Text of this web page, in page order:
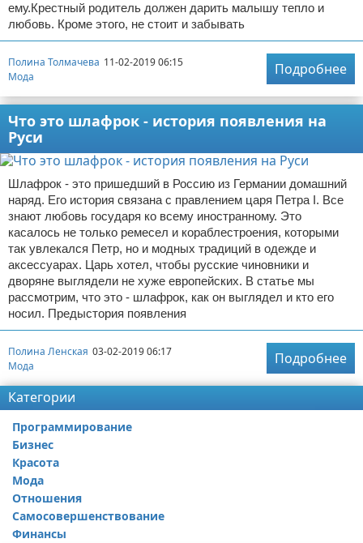
ему.Крестный родитель должен дарить малышу тепло и
любовь. Кроме этого, не стоит и забывать
Полина Толмачева 11-02-2019 06:15
Мода
Подробнее
Что это шлафрок - история появления на
Руси
Шлафрок - это пришедший в Россию из Германии домашний
наряд. Его история связана с правлением царя Петра I. Все
знают любовь государя ко всему иностранному. Это
касалось не только ремесел и кораблестроения, которыми
так увлекался Петр, но и модных традиций в одежде и
аксессуарах. Царь хотел, чтобы русские чиновники и
дворяне выглядели не хуже европейских. В статье мы
рассмотрим, что это - шлафрок, как он выглядел и кто его
носил. Предыстория появления
Полина Ленская 03-02-2019 06:17
Мода
Подробнее
Категории
Программирование
Бизнес
Красота
Мода
Отношения
Самосовершенствование
Финансы